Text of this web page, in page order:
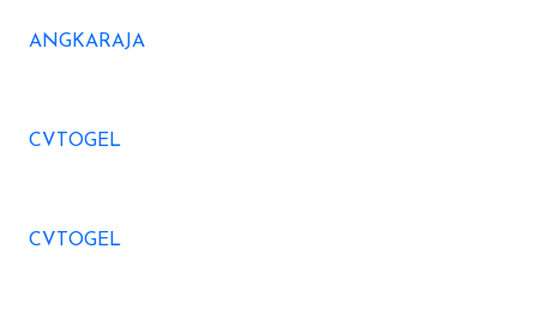
ANGKARAJA
CVTOGEL
CVTOGEL